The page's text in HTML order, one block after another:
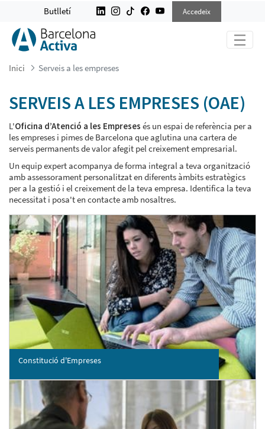
SERVEIS A LES EMPRESES
Butlletí Accedeix
Inici Serveis a les empreses
SERVEIS A LES EMPRESES (OAE)
L'Oficina d’Atenció a les Empreses és un espai de referència per a
les empreses i pimes de Barcelona que aglutina una cartera de
serveis permanents de valor afegit pel creixement empresarial.
Un equip expert acompanya de forma integral a teva organització
amb assessorament personalitzat en diferents àmbits estratègics
per a la gestió i el creixement de la teva empresa. Identifica la teva
necessitat i posa't en contacte amb nosaltres.
Constitució d'Empreses